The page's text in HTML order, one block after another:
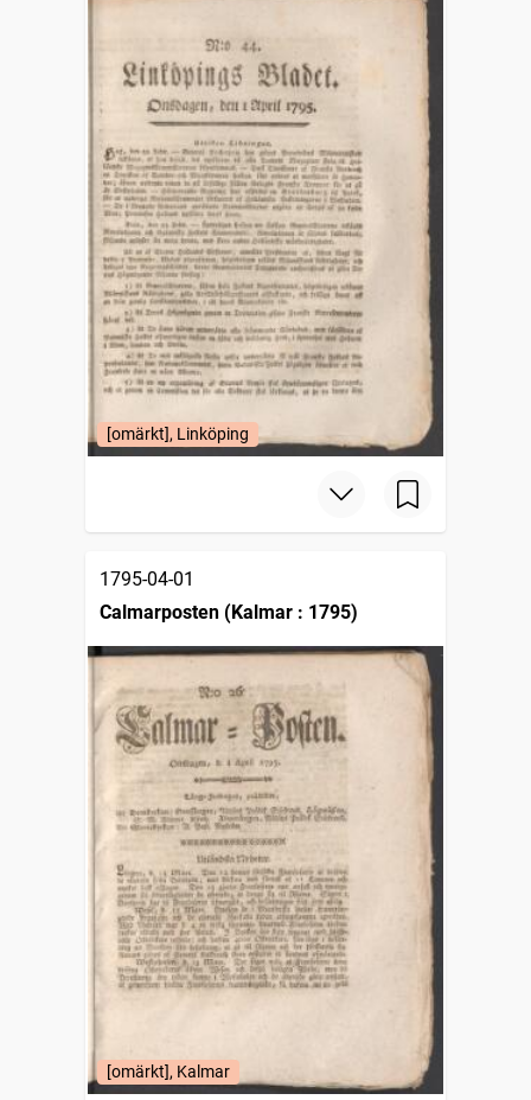
[omärkt], Linköping
1795-04-01
Calmarposten (Kalmar : 1795)
[omärkt], Kalmar